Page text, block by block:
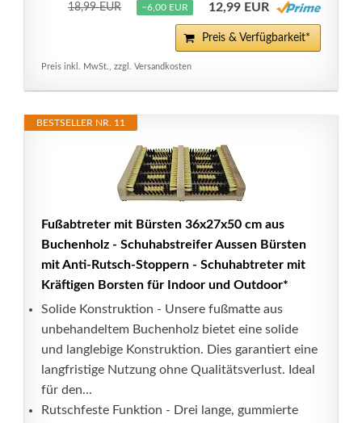
18,99 EUR −6,00 EUR 12,99 EUR
Preis & Verfügbarkeit*
Preis inkl. MwSt., zzgl. Versandkosten
BESTSELLER NR. 11
Fußabtreter mit Bürsten 36x27x50 cm aus
Buchenholz - Schuhabstreifer Aussen Bürsten
mit Anti-Rutsch-Stoppern - Schuhabtreter mit
Kräftigen Borsten für Indoor und Outdoor*
Solide Konstruktion - Unsere fußmatte aus
unbehandeltem Buchenholz bietet eine solide
und langlebige Konstruktion. Dies garantiert eine
langfristige Nutzung ohne Qualitätsverlust. Ideal
für den...
Rutschfeste Funktion - Drei lange, gummierte